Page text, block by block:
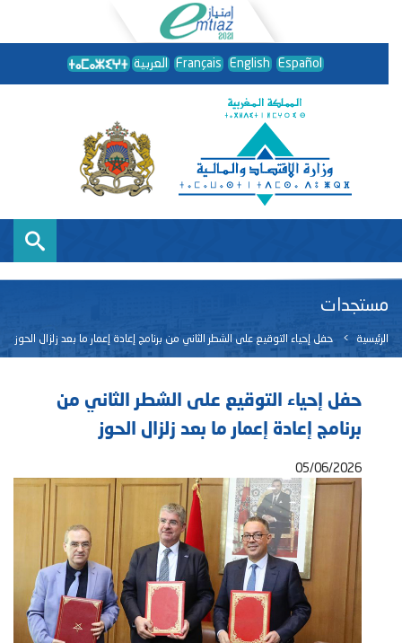
العربية Français English Español
مستجدات
الرئيسية حفل إحياء التوقيع على الشطر الثاني من برنامج إعادة إعمار ما بعد زلزال الحوز
حفل إحياء التوقيع على الشطر الثاني من
برنامج إعادة إعمار ما بعد زلزال الحوز
05/06/2026